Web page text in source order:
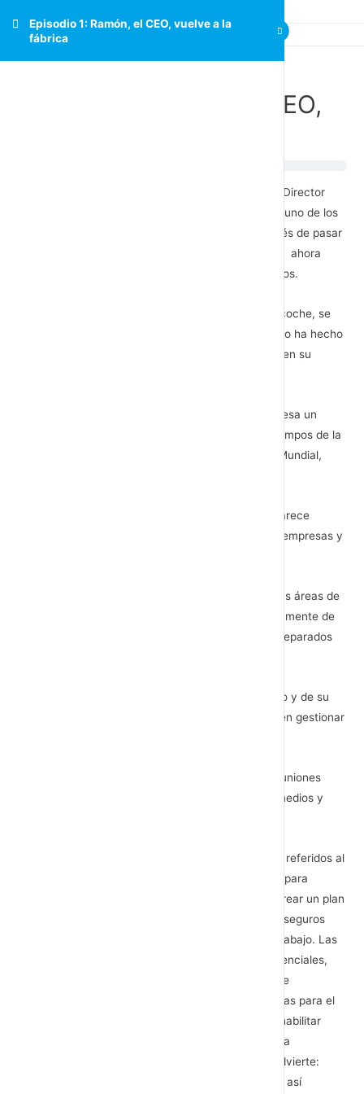
Episodio 1: Ramón, el CEO, vuelve a la
fábrica
Episodio 1: Ramón, el CEO,
Son las 7.30 de la mañana, Ramón Pérez el CEO y Director
General de la fábrica, 62 años, grupo de riesgo, es uno de los
afortunados que ha vencido al coronavirus. Después de pasar
15 días hospitalizado y recuperarse en su domicilio, ahora
conduce camino a la fábrica que llega en 30 minutos.
Aparca su BMW azul en el sitio reservado para su coche, se
resiste a volver a la realidad y durante el camino no ha hecho
más que pensar en lo que debe aprender y aplicar en su
Al llegar a su amplio despacho, ya tiene sobre la mesa un
informe sobre, sobre El liderazgo empresarial en tiempos de la
COVID-19 editado por La Red Española del Pacto Mundial,
Lee con detenimiento e interés cada párrafo. Le parece
interesante el apartado de recomendaciones para empresas y
Ramón es consciente que su empresa tiene muchas áreas de
mejora, es consciente que han comunicado internamente de
forma muy deficiente, reconoce que no estaban preparados
Ahora, después de su experiencia de confinamiento y de su
difícil recuperación en el hospital, está interesado en gestionar
A pesar de estar confinado, Ramón ya tuvo dos reuniones
virtuales, una con todos los Directores y mandos medios y
Con los Directores de área trataron muchos temas referidos al
bienestar de las personas y su futura organización para
comunicar mejorar las crisis. Lo más urgente fue crear un plan
de adaptación para garantizar espacios de trabajo seguros
acorde con las nuevas órdenes del Ministerio de Trabajo. Las
prioridades fueron: encargar para los puestos presenciales,
mamparas protectoras, contratar a una empresa de
desinfección, diseñar un manual de buenas prácticas para el
teletrabajo. El CEO cree necesario ir pensando en habilitar
alguna zona común, con las debidas distancias para
sociabilizar por lo menos una vez al mes, ya que advierte:
estaremos saturados de reuniones online, además, así